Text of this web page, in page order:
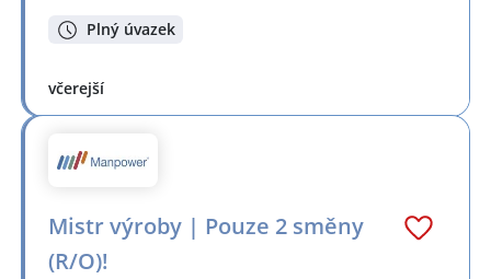
Plný úvazek
včerejší
Mistr výroby | Pouze 2 směny
(R/O)!